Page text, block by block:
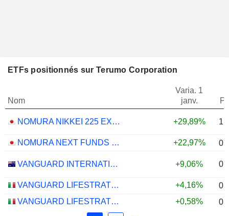
ETFs positionnés sur Terumo Corporation
Nom
Varia. 1
janv.
NOMURA NIKKEI 225 EXCHANGE TRADED FUND ETF - JPY +29,89%
NOMURA NEXT FUNDS MSCI JAPAN EMPOWERING WOMEN SELECT INDEX ETF - JPY +22,97%
VANGUARD INTERNATIONAL EQUITY INDEX FUNDS - VANGUARD FTSE ALL-WORLD EX-US ETF +9,06%
VANGUARD LIFESTRATEGY 40% EQUITY UCITS ETF - DISTRIBUTING - EUR +4,16%
VANGUARD LIFESTRATEGY 20% EQUITY UCITS ETF - DISTRIBUTING - EUR
+0,58%